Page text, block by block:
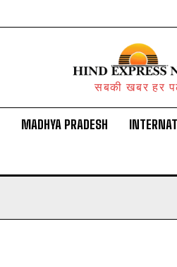
सबकी खबर हर
MADHYA PRADESH